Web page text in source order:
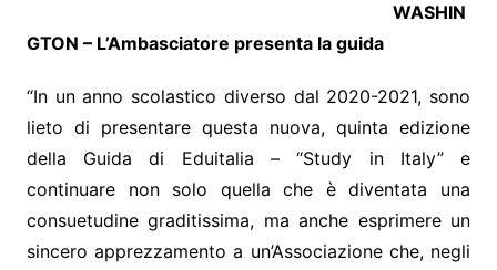
WASHIN
GTON – L’Ambasciatore presenta la guida
“In un anno scolastico diverso dal 2020-2021, sono
lieto di presentare questa nuova, quinta edizione
della Guida di Eduitalia – “Study in Italy” e
continuare non solo quella che è diventata una
consuetudine graditissima, ma anche esprimere un
sincero apprezzamento a un’Associazione che, negli